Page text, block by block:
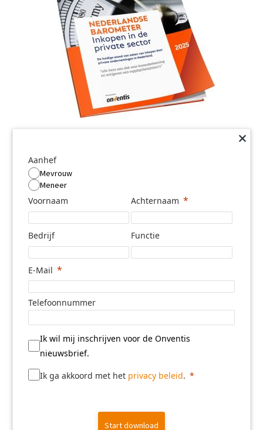
Aanhef
Mevrouw
Meneer
Voornaam Achternaam
Bedrijf Functie
E-Mail
Telefoonnummer
Ik wil mij inschrijven voor de Onventis
nieuwsbrief.
Ik ga akkoord met het privacy beleid.
Start download